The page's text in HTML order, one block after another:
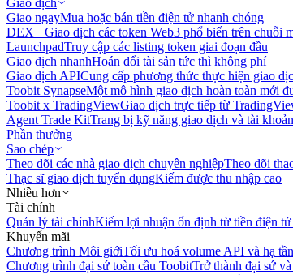
Giao dịch
Giao ngayMua hoặc bán tiền điện tử nhanh chóng
DEX +Giao dịch các token Web3 phổ biến trên chuỗi
LaunchpadTruy cập các listing token giai đoạn đầu
Giao dịch nhanhHoán đổi tài sản tức thì không phí
Giao dịch APICung cấp phương thức thực hiện giao
Toobit SynapseMột mô hình giao dịch hoàn toàn mới
Toobit x TradingViewGiao dịch trực tiếp từ
Agent Trade KitTrang bị kỹ năng giao dịch và tài
Phần thưởng
Sao chép
Theo dõi các nhà giao dịch chuyên nghiệpTheo dõi
Thạc sĩ giao dịch tuyển dụngKiếm được thu nhập cao
Nhiều hơn
Tài chính
Quản lý tài chínhKiếm lợi nhuận ổn định từ tiền điện
Khuyến mãi
Chương trình Môi giớiTối ưu hoá volume API và hạ
Chương trình đại sứ toàn cầu ToobitTrở thành đại sứ